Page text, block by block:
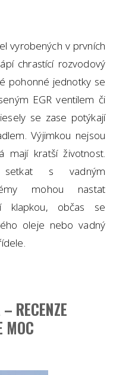
vyrobených v prvních
chrastící rozvodový
pohonné jednotky se
EGR ventilem či
se zase potýkají
Výjimkou nejsou
mají kratší životnost.
s vadným
mohou nastat
klapkou, občas se
oleje nebo vadný
RECENZE
MOC